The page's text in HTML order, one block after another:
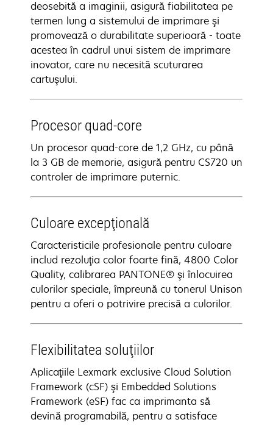
deosebită a imaginii, asigură fiabilitatea pe
termen lung a sistemului de imprimare şi
promovează o durabilitate superioară - toate
acestea în cadrul unui sistem de imprimare
inovator, care nu necesită scuturarea
cartuşului.
Procesor quad-core
Un procesor quad-core de 1,2 GHz, cu până
la 3 GB de memorie, asigură pentru CS720 un
controler de imprimare puternic.
Culoare excepţională
Caracteristicile profesionale pentru culoare
includ rezoluţia color foarte fină, 4800 Color
Quality, calibrarea PANTONE® şi înlocuirea
culorilor speciale, împreună cu tonerul Unison
pentru a oferi o potrivire precisă a culorilor.
Flexibilitatea soluţiilor
Aplicaţiile Lexmark exclusive Cloud Solution
Framework (cSF) şi Embedded Solutions
Framework (eSF) fac ca imprimanta să
devină programabilă, pentru a satisface